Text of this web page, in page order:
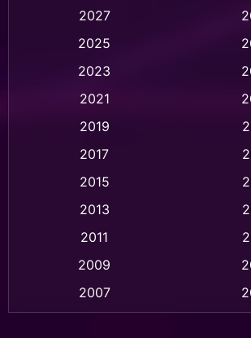
Animation การ์ตูน (237)
Animation แอนิเมชัน (1)
Animation แอนิเมชั่น (1)
Based on a True Story เรื่องจริ
2027
2025
2023
2021
2019
2017
2015
2013
2011
2009
2007